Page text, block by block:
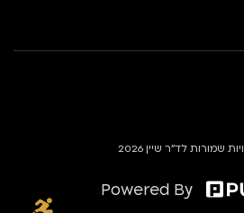
שמורות לד״ר שיין 2026
Powered By